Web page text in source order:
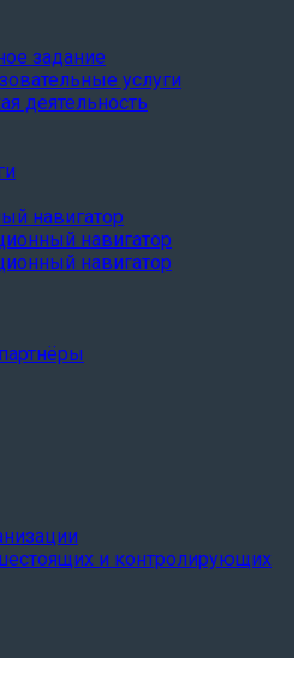
задание
услуги
деятельность
навигатор
навигатор
навигатор
и контролирующих